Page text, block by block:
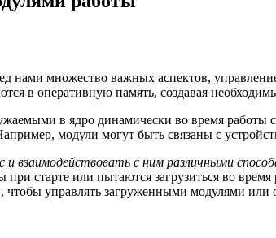
нами множество важных аспектов,
в оперативную память, создавая
в ядро динамически во время работы
модули могут быть связаны с
взаимодействовать с ним различными
старте или пытаются загрузиться во
управлять загруженными модулями или